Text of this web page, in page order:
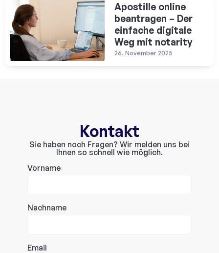
Apostille online
beantragen – Der
einfache digitale
Weg mit notarity
26. November 2025
Kontakt
Sie haben noch Fragen? Wir melden uns bei
Ihnen so schnell wie möglich.
Vorname
Nachname
Email